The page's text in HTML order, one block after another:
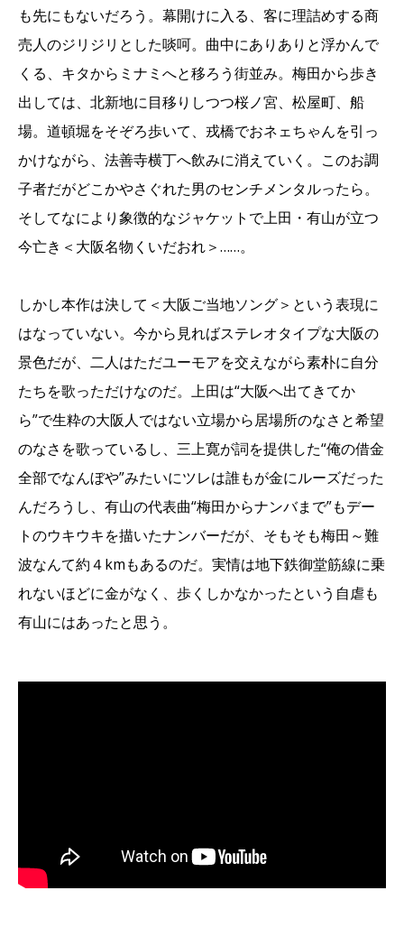
も先にもないだろう。幕開けに入る、客に理詰めする商
売人のジリジリとした啖呵。曲中にありありと浮かんで
くる、キタからミナミへと移ろう街並み。梅田から歩き
出しては、北新地に目移りしつつ桜ノ宮、松屋町、船
場。道頓堀をそぞろ歩いて、戎橋でおネェちゃんを引っ
かけながら、法善寺横丁へ飲みに消えていく。このお調
子者だがどこかやさぐれた男のセンチメンタルったら。
そしてなにより象徴的なジャケットで上田・有山が立つ
今亡き＜大阪名物くいだおれ＞……。
しかし本作は決して＜大阪ご当地ソング＞という表現に
はなっていない。今から見ればステレオタイプな大阪の
景色だが、二人はただユーモアを交えながら素朴に自分
たちを歌っただけなのだ。上田は“大阪へ出てきてか
ら”で生粋の大阪人ではない立場から居場所のなさと希望
のなさを歌っているし、三上寛が詞を提供した“俺の借金
全部でなんぼや”みたいにツレは誰もが金にルーズだった
んだろうし、有山の代表曲“梅田からナンバまで”もデー
トのウキウキを描いたナンバーだが、そもそも梅田～難
波なんて約４kmもあるのだ。実情は地下鉄御堂筋線に乗
れないほどに金がなく、歩くしかなかったという自虐も
有山にはあったと思う。